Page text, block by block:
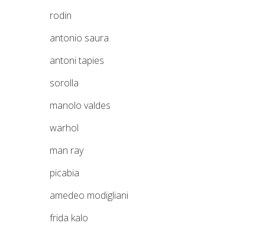
rodin
antonio saura
antoni tapies
sorolla
manolo valdes
warhol
man ray
picabia
amedeo modigliani
frida kalo